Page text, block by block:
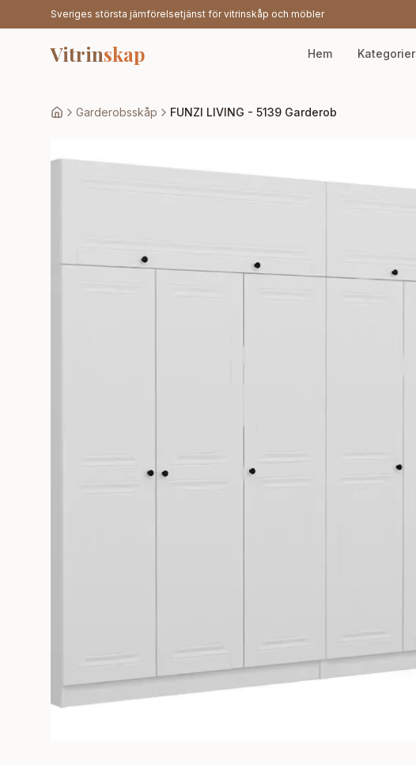
Sveriges största jämförelsetjänst för vitrinskåp och möbler
Vitrinskap Hem Kategorier
Garderobsskåp FUNZI LIVING - 5139 Garderob